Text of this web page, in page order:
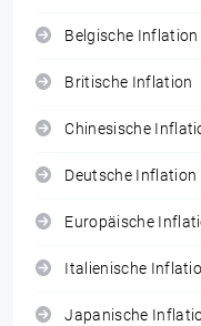
Belgische Inflation
Britische Inflation
Chinesische
Deutsche Inflation
Europäische
Italienische
Japanische